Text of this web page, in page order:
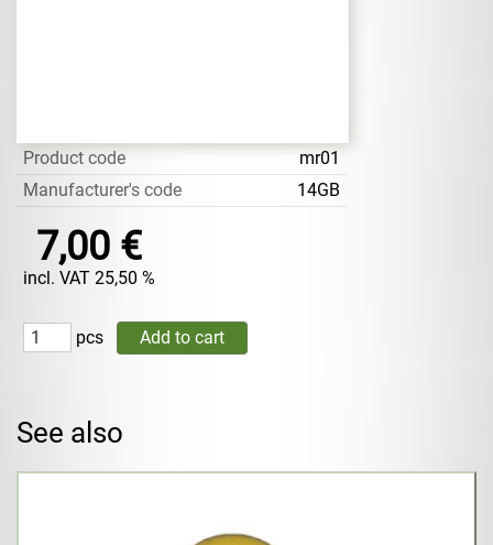
Product code
mr01
Manufacturer's code
14GB
7,00 €
incl. VAT 25,50 %
pcs
See also